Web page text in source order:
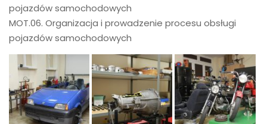
pojazdów samochodowych
MOT.06. Organizacja i prowadzenie procesu obsługi
pojazdów samochodowych